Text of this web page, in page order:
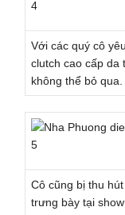
Với các quý cô
clutch cao cấp da
không thể bỏ qua.
Cô cũng bị thu
trưng bày tại